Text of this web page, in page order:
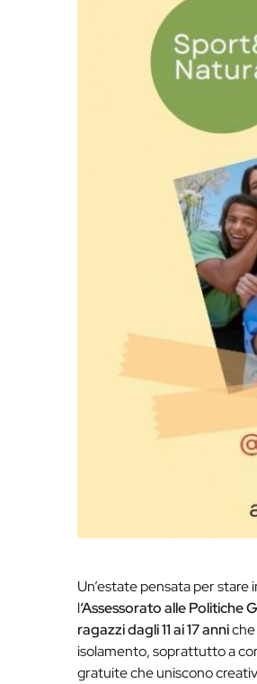
Un’estate pensata per
l‘Assessorato alle Politiche
ragazzi dagli 11 ai 17 anni
isolamento, soprattutto a
gratuite che uniscono